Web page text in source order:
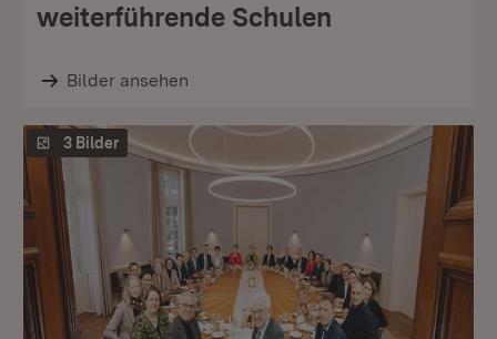
weiterführende Schulen
Bilder ansehen
3 Bilder